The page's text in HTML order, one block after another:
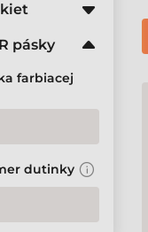
pásky
farbiacej
dutinky